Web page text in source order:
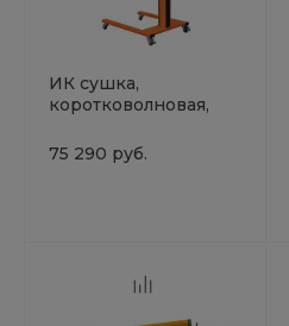
ИК сушка,
коротковолновая,
лампы Русский
мастер РМ-91983
75 290 руб.